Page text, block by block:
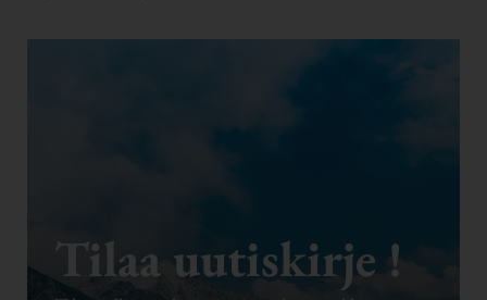
Tilaa uutiskirje !